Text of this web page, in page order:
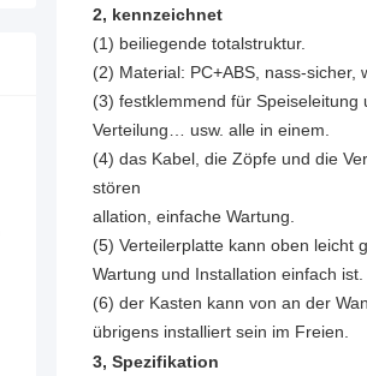
2, kennzeichnet
(1) beiliegende totalstruktur.
(2) Material: PC+ABS, nass-sicher,
(3) festklemmend für
Verteilung… usw. alle in einem.
(4) das Kabel, die Zöpfe und die
stören
allation, einfache Wartung.
(5) Verteilerplatte kann oben leicht
Wartung und Installation einfach ist.
(6) der Kasten kann von an der
übrigens installiert sein im Freien.
3, Spezifikation